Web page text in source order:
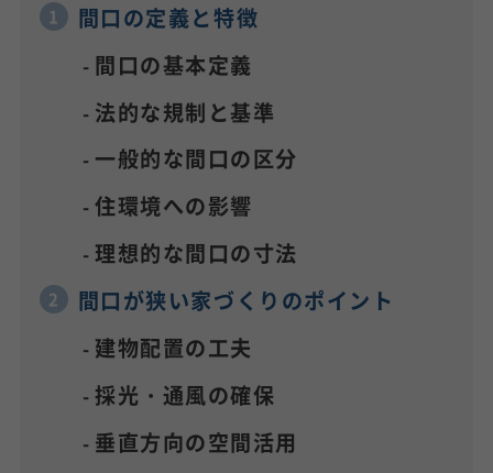
間口の定義と特徴
間口の基本定義
法的な規制と基準
一般的な間口の区分
住環境への影響
理想的な間口の寸法
間口が狭い家づくりのポイント
建物配置の工夫
採光・通風の確保
垂直方向の空間活用